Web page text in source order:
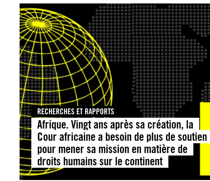
RECHERCHES ET RAPPORTS
Afrique. Vingt ans après sa création, la
Cour africaine a besoin de plus de soutien
pour mener sa mission en matière de
droits humains sur le continent